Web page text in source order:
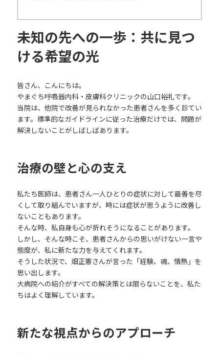
未知の先への一歩：共に見つ
ける希望の光
皆さん、こんにちは。
やまぐち呼吸器内科・皮膚科クリニックの山口裕礼です。
当院は、他院で改善が見られなかった患者さんを多く診てい
ます。標準的なガイドラインに従った治療だけでは、問題が
解決しないことがしばしばあります。
治療の壁と心の支え
私たち医師は、患者さん一人ひとりの症状に対して最善を尽
くして取り組んでいますが、時には症状が思うように改善し
ないこともあります。
そんな時、私自身も心が折れそうになることがあります。
しかし、そんな時こそ、患者さんからの思いがけない一言や
態度が、私に新たな力を与えてくれます。
そうした状況で、畑正憲さんが言った「経験、魂、情熱」を
思い出します。
大病院への紹介がすべての解決策とは限らないことを、私た
ちはよく理解しています。
新たな視点からのアプローチ